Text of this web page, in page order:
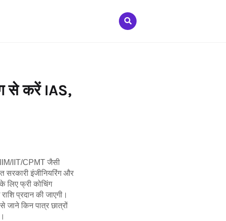
से करें IAS,
IIT/CPMT जैसी
सरकारी इंजीनियरिंग और
लिए फ्री कोचिंग
प्रदान की जाएगी।
जाने किन पात्र छात्रों